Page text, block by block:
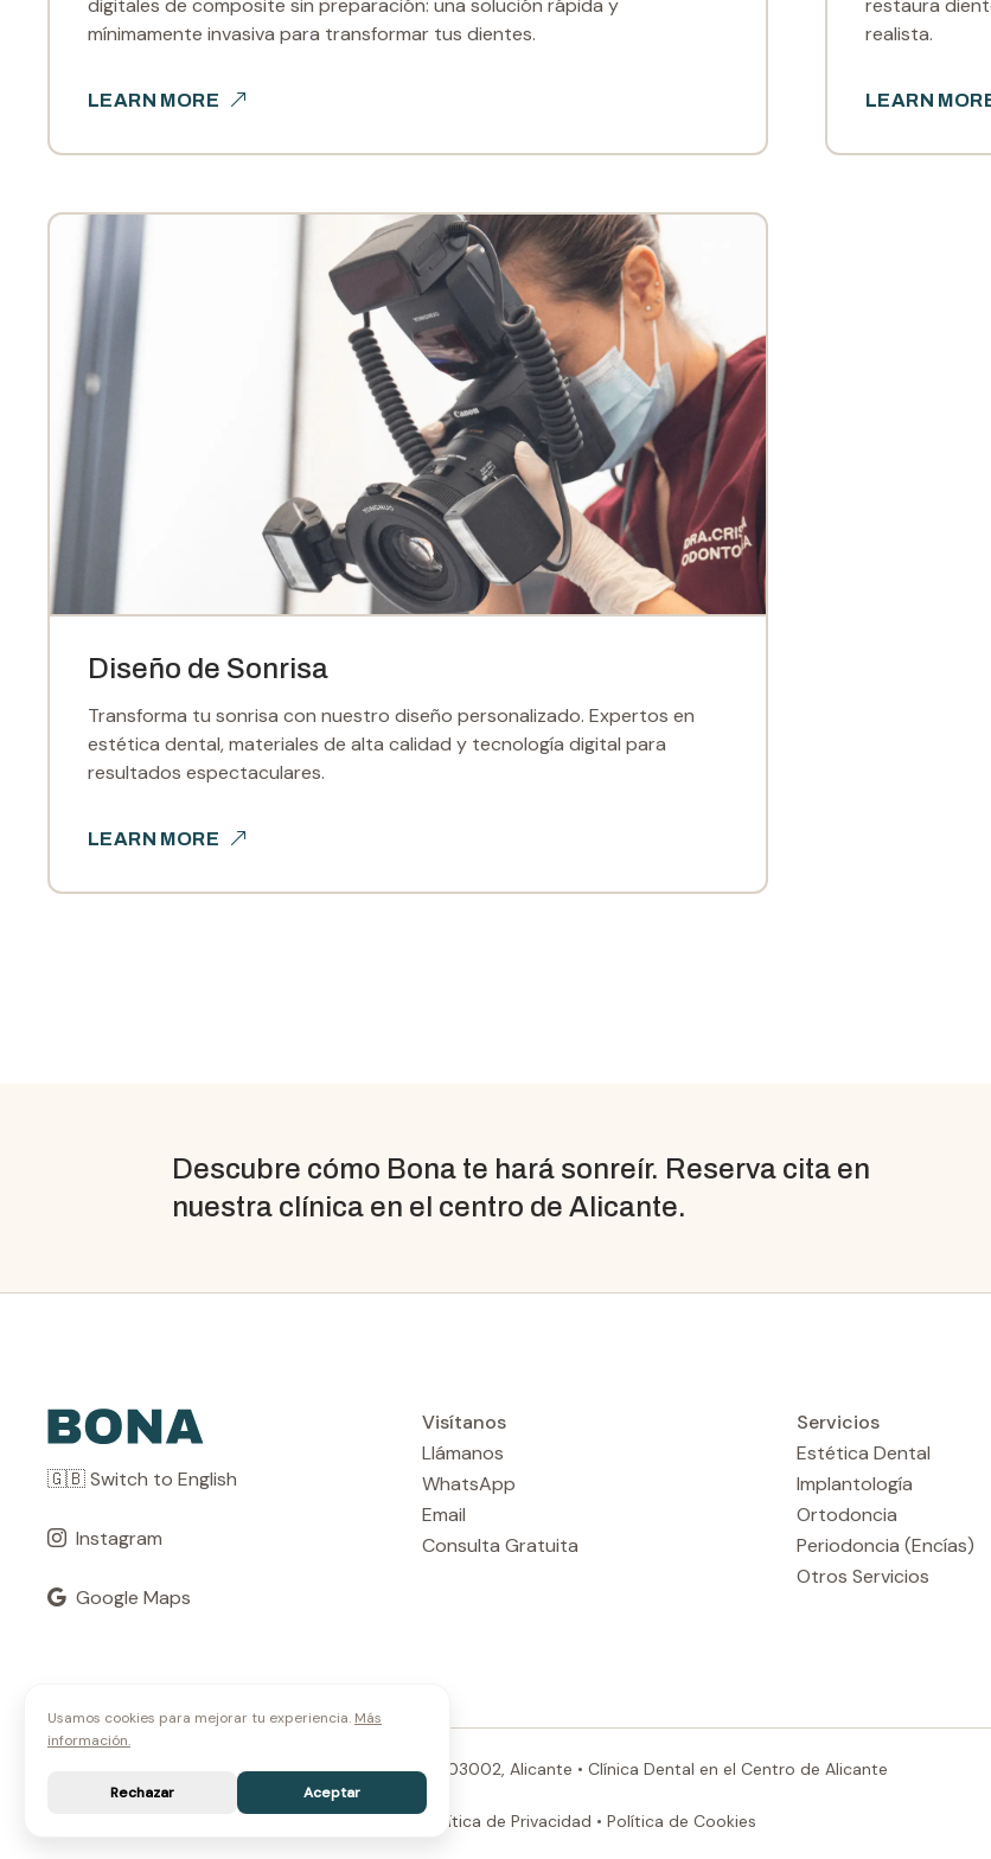
mínimamente invasiva para transformar tus dientes.
LEARN MORE
realista.
LEARN
Diseño de Sonrisa
Transforma tu sonrisa con nuestro diseño personalizado. Expertos en
estética dental, materiales de alta calidad y tecnología digital para
resultados espectaculares.
LEARN MORE
Descubre cómo Bona te hará sonreír. Reserva cita en
nuestra clínica en el centro de Alicante.
🇬🇧 Switch to English
Instagram
Google Maps
Visítanos
Llámanos
WhatsApp
Email
Consulta Gratuita
Servicios
Estética Dental
Implantología
Ortodoncia
Periodoncia (Encías)
Otros Servicios
Clínica Dental Bona, Avenida de Jaime II, Número 2, 03002, Alicante • Clínica Dental en el Centro de Alicante
© 2026 Clínica Dental Bona • Términos de Uso • Política de Privacidad • Política de Cookies
Usamos cookies para mejorar tu experiencia. Más
información.
Rechazar Aceptar